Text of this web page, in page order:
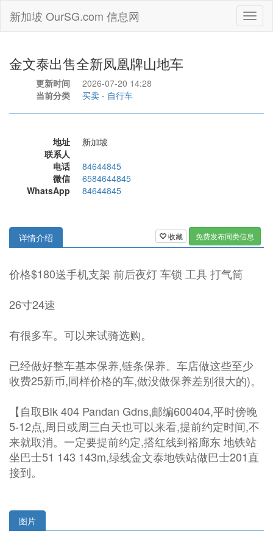
新加坡 OurSG.com 信息网
金文泰出售全新凤凰牌山地车
更新时间
2026-07-20 14:28
当前分类
买卖 - 自行车
地址
新加坡
联系人
电话
84644845
微信
6584644845
WhatsApp
84644845
收藏 免费发布同类信息
详情介绍
价格$180送手机支架 前后夜灯 车锁 工具 打气筒
26寸24速
有很多车。可以来试骑选购。
已经做好整车基本保养,链条保养。车店做这些至少
收费25新币,同样价格的车,做没做保养差别很大的)。
【自取BIk 404 Pandan Gdns,邮编600404,平时傍晚
5-12点,周日或周三白天也可以来看,提前约定时间,不
来就取消。一定要提前约定,搭红线到裕廊东 地铁站
坐巴士51 143 143m,绿线金文泰地铁站做巴士201直
接到。
图片